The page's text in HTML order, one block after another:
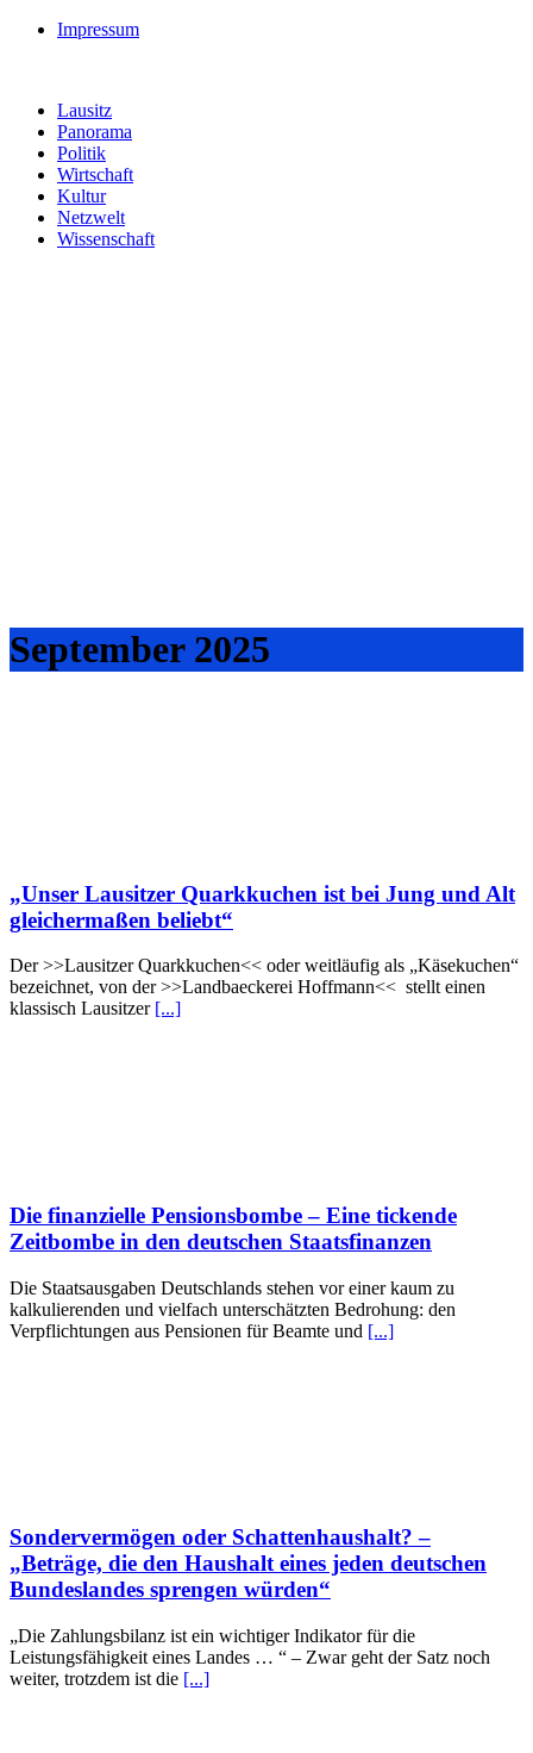
Impressum
Lausitz
Panorama
Politik
Wirtschaft
Kultur
Netzwelt
Wissenschaft
September 2025
„Unser Lausitzer Quarkkuchen ist bei Jung und Alt
gleichermaßen beliebt“
Der >>Lausitzer Quarkkuchen<< oder weitläufig als „Käsekuchen“
bezeichnet, von der >>Landbaeckerei Hoffmann<< stellt einen
klassisch Lausitzer [...]
Die finanzielle Pensionsbombe – Eine tickende
Zeitbombe in den deutschen Staatsfinanzen
Die Staatsausgaben Deutschlands stehen vor einer kaum zu
kalkulierenden und vielfach unterschätzten Bedrohung: den
Verpflichtungen aus Pensionen für Beamte und [...]
Sondervermögen oder Schattenhaushalt? –
„Beträge, die den Haushalt eines jeden deutschen
Bundeslandes sprengen würden“
„Die Zahlungsbilanz ist ein wichtiger Indikator für die
Leistungsfähigkeit eines Landes … “ – Zwar geht der Satz noch
weiter, trotzdem ist die [...]